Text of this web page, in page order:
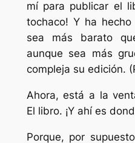
mí para publicar el
tochaco! Y ha
sea más barato
aunque sea más
compleja su edición.
Ahora, está a la
El libro. ¡Y ahí es
Porque, por